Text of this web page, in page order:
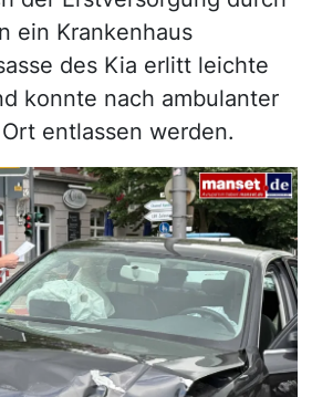
ein Krankenhaus
des Kia erlitt leichte
konnte nach ambulanter
entlassen werden.